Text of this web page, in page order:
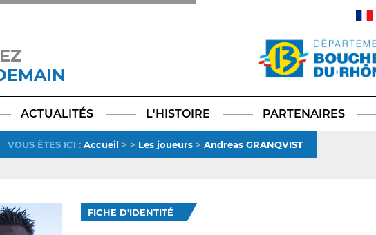
TikTokLinkedIn
X
ACTUALITÉS L'HISTOIRE PARTENAIRES
VOUS ÊTES ICI : Accueil > > Les joueurs> Andreas GRANQVIST
FICHE D'IDENTITÉ